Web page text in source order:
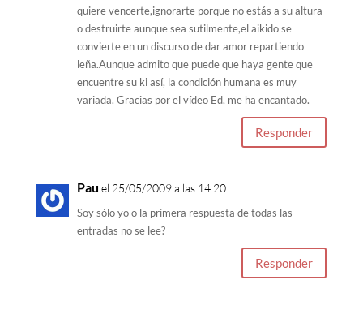
quiere vencerte,ignorarte porque no estás a su altura
o destruirte aunque sea sutilmente,el aikido se
convierte en un discurso de dar amor repartiendo
leña.Aunque admito que puede que haya gente que
encuentre su ki así, la condición humana es muy
variada. Gracias por el vídeo Ed, me ha encantado.
Responder
Pau el 25/05/2009 a las 14:20
Soy sólo yo o la primera respuesta de todas las
entradas no se lee?
Responder